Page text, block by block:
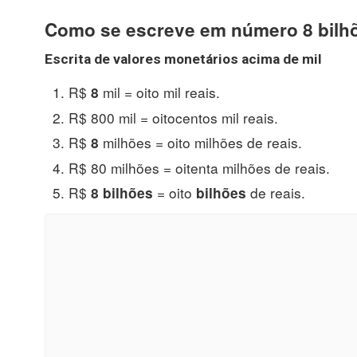
Como se escreve em número 8
Escrita de valores monetários acima de mil
R$ 8 mil = oito mil reais.
R$ 800 mil = oitocentos mil reais.
R$ 8 milhões = oito milhões de reais.
R$ 80 milhões = oitenta milhões de reais.
R$ 8 bilhões = oito bilhões de reais.